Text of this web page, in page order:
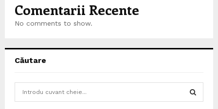
Comentarii Recente
No comments to show.
Căutare